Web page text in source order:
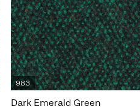
983
Dark Emerald Green